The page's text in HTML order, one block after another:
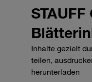
Inhalte gezielt
teilen,
herunterladen